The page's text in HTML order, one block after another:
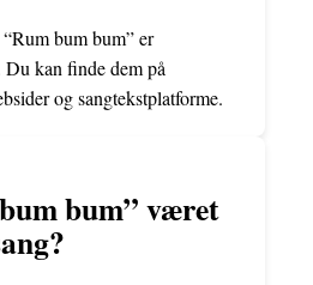
bum bum” er
kan finde dem på
og sangtekstplatforme.
bum” været